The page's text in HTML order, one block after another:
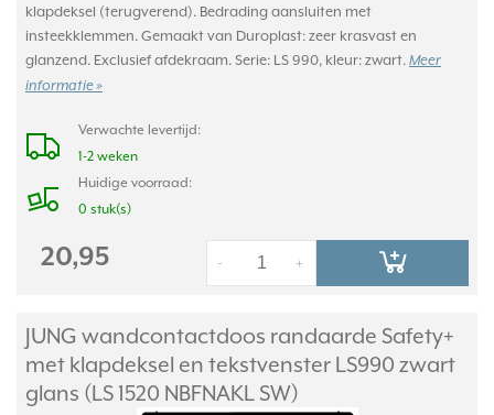
klapdeksel (terugverend). Bedrading aansluiten met
insteekklemmen. Gemaakt van Duroplast: zeer krasvast en
glanzend. Exclusief afdekraam. Serie: LS 990, kleur: zwart. Meer
informatie »
Verwachte levertijd:
1-2 weken
Huidige voorraad:
0 stuk(s)
20,95 +
-
JUNG wandcontactdoos randaarde Safety+
met klapdeksel en tekstvenster LS990 zwart
glans (LS 1520 NBFNAKL SW)